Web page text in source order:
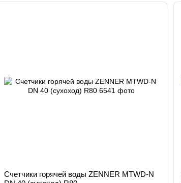
Счетчики горячей воды ZENNER MTWD-N